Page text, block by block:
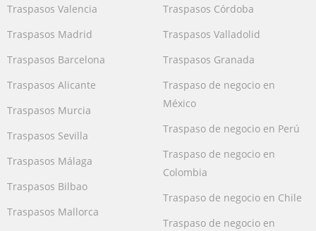
Traspasos Valencia
Traspasos Madrid
Traspasos Barcelona
Traspasos Alicante
Traspasos Murcia
Traspasos Sevilla
Traspasos Málaga
Traspasos Bilbao
Traspasos Mallorca
Traspasos Córdoba
Traspasos Valladolid
Traspasos Granada
Traspaso de negocio en
México
Traspaso de negocio en Perú
Traspaso de negocio en
Colombia
Traspaso de negocio en Chile
Traspaso de negocio en